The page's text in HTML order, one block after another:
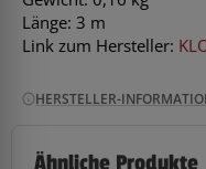
Länge: 3 m
Link zum Hersteller:
HERSTELLER-
Ähnliche Produkte